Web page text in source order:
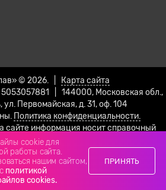
© 2026. |
Карта сайта
| 144000, Московская обл.,
ул. Первомайская, д. 31, оф. 104
Политика конфиденциальности.
сайте информация носит справочный
публичной офертой!
Email
cookie для
работы сайта.
нашим сайтом,
политикой
cookies.
ПРИНЯТЬ